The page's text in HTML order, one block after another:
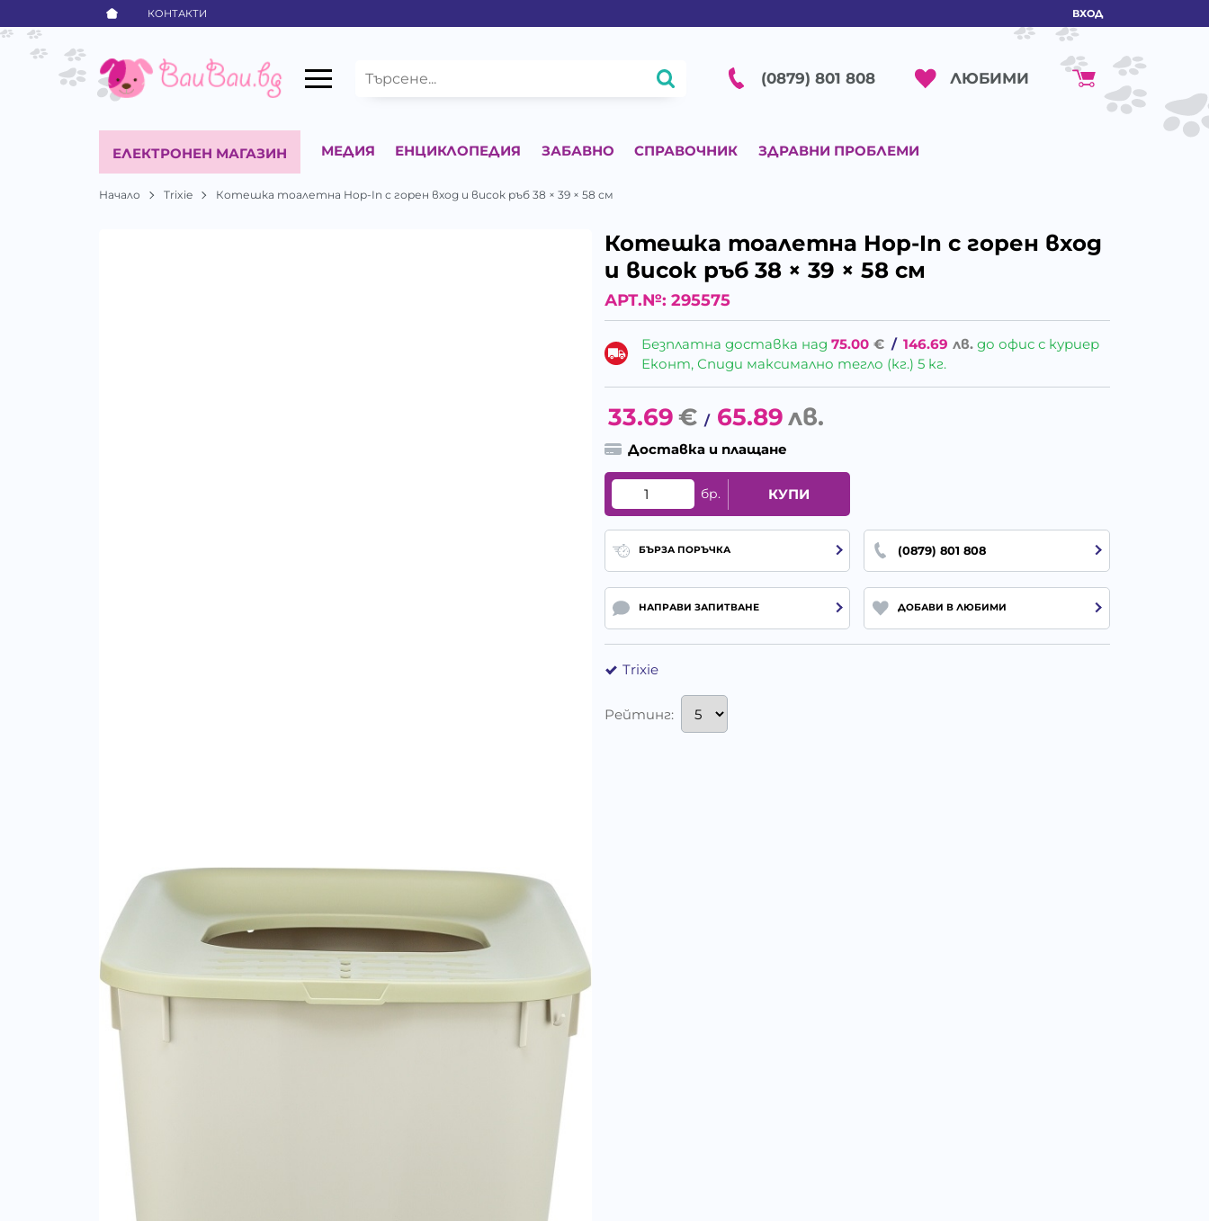
КОНТАКТИ ВХОД
(0879) 801 808 ЛЮБИМИ
ЕЛЕКТРОНЕН МАГАЗИН МЕДИЯ ЕНЦИКЛОПЕДИЯ ЗАБАВНО СПРАВОЧНИК ЗДРАВНИ ПРОБЛЕМИ
Начало Trixie Котешка тоалетна Hop-In с горен вход и висок ръб 38 × 39 × 58 см
Котешка тоалетна Hop-In с горен вход
и висок ръб 38 × 39 × 58 см
АРТ.№: 295575
Безплатна доставка над75.00 € / 146.69 лв. до офис с куриер
Еконт, Спиди максимално тегло (кг.) 5 кг.
33.69€ / 65.89лв.
Доставка и плащане
бр. КУПИ
БЪРЗА ПОРЪЧКА (0879) 801 808
НАПРАВИ ЗАПИТВАНЕ ДОБАВИ В ЛЮБИМИ
Trixie
Рейтинг: